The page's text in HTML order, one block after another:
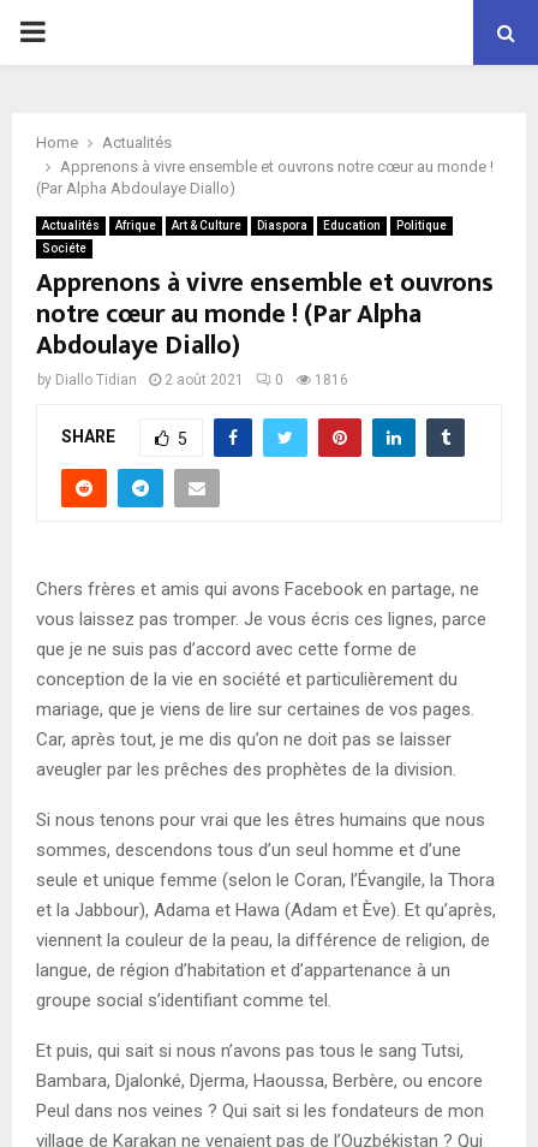
P
M
A
R
N
U
Home
Actualités
Apprenons à vivre ensemble et ouvrons notre cœur au monde !
(Par Alpha Abdoulaye Diallo)
Actualités Afrique Art & Culture Diaspora Education
Politique
Sociéte
Apprenons à vivre ensemble et ouvrons
notre cœur au monde ! (Par Alpha
Abdoulaye Diallo)
by Diallo Tidian 2 août 2021 0 1816
SHARE 5
Chers frères et amis qui avons Facebook en partage, ne
vous laissez pas tromper. Je vous écris ces lignes, parce
que je ne suis pas d’accord avec cette forme de
conception de la vie en société et particulièrement du
mariage, que je viens de lire sur certaines de vos pages.
Car, après tout, je me dis qu’on ne doit pas se laisser
aveugler par les prêches des prophètes de la division.
Si nous tenons pour vrai que les êtres humains que nous
sommes, descendons tous d’un seul homme et d’une
seule et unique femme (selon le Coran, l’Évangile, la Thora
et la Jabbour), Adama et Hawa (Adam et Ève). Et qu’après,
viennent la couleur de la peau, la différence de religion, de
langue, de région d’habitation et d’appartenance à un
groupe social s’identifiant comme tel.
Et puis, qui sait si nous n’avons pas tous le sang Tutsi,
Bambara, Djalonké, Djerma, Haoussa, Berbère, ou encore
Peul dans nos veines ? Qui sait si les fondateurs de mon
village de Karakan ne venaient pas de l’Ouzbékistan ? Qui